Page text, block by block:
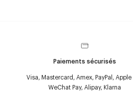
Paiements sécurisés
Visa, Mastercard, Amex, PayPal, Apple
WeChat Pay, Alipay, Klarna